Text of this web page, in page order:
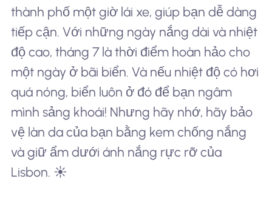
thành phố một giờ lái xe, giúp bạn dễ dàng
tiếp cận. Với những ngày nắng dài và nhiệt
độ cao, tháng 7 là thời điểm hoàn hảo cho
một ngày ở bãi biển. Và nếu nhiệt độ có hơi
quá nóng, biển luôn ở đó để bạn ngâm
mình sảng khoái! Nhưng hãy nhớ, hãy bảo
vệ làn da của bạn bằng kem chống nắng
và giữ ẩm dưới ánh nắng rực rỡ của
Lisbon. ☀️